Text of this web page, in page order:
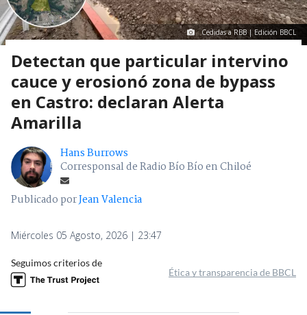
Cedidas a RBB | Edición BBCL
Detectan que particular intervino
cauce y erosionó zona de bypass
en Castro: declaran Alerta
Amarilla
Hans Burrows
Corresponsal de Radio Bío Bío en Chiloé
Publicado porJean Valencia
Miércoles 05 Agosto, 2026 | 23:47
Seguimos criterios de
Ética y transparencia de BBCL